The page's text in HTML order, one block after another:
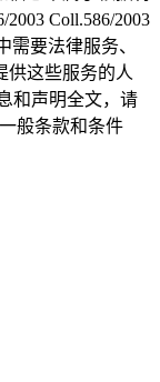
Coll.586/2003
需要法律服务、
供这些服务的人
和声明全文，请
般条款和条件